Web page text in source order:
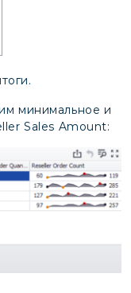
минимальное и
Sales Amount: